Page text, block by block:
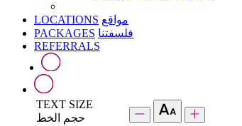
LOCATIONS مواقع
PACKAGES فلسفتنا
REFERRALS
TEXT SIZE
حجم الخط